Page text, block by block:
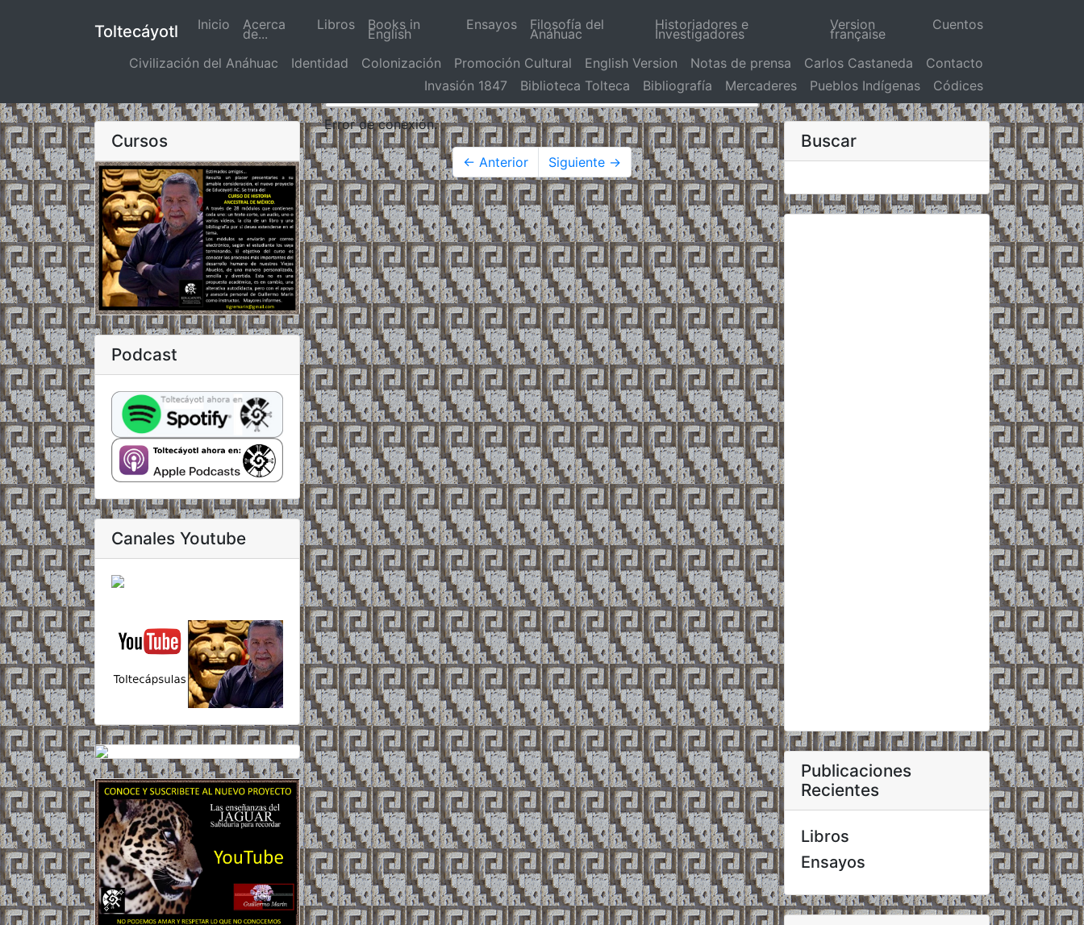
Toltecáyotl Inicio (actual)
Acerca
de...
Libros Books in
English
Ensayos Filosofía del
Anáhuac
Historiadores e
Investigadores
Version
française
Cuentos
Civilización del Anáhuac Identidad Colonización Promoción Cultural English Version Notas de prensa Carlos Castaneda
Contacto
Invasión 1847
Biblioteca Tolteca Bibliografía Mercaderes Pueblos Indígenas Códices
Cursos
Podcast
Canales Youtube
Error de conexión.
← Anterior Siguiente →
Buscar
Publicaciones
Recientes
Libros
Ensayos